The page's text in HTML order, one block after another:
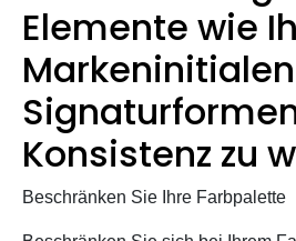
Elemente wie
Konsistenz zu
Beschränken Sie Ihre Farbpalette